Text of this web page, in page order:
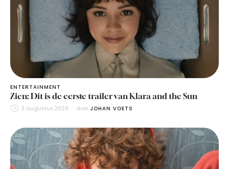
ENTERTAINMENT
Zien: Dit is de eerste trailer van Klara and the Sun
3 augustus 2026 door JOHAN VOETS